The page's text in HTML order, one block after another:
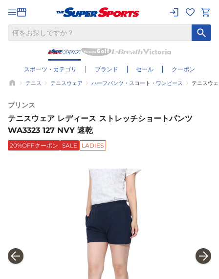
スポーツ・カテゴリ ブランド セール クーポン
テニス テニスウェア ハーフパンツ・スコート・ワンピース テニスウ
プリンス
テニスウェア レディース ストレッチショートパンツ
WA3323 127 NVY 速乾
20%OFFクーポン SALE LADIES